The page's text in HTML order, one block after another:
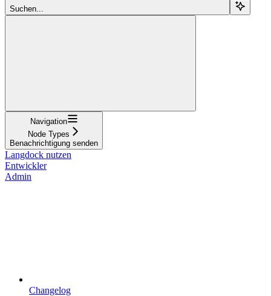
Suchen...
Navigation
Node Types
Benachrichtigung senden
Langdock nutzen
Entwickler
Admin
Changelog